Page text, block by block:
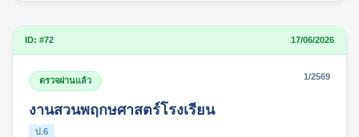
ID: #72 17/06/2026
ตรวจผ่านแล้ว 1/2569
งานสวนพฤกษศาสตร์โรงเรียน
ป.6